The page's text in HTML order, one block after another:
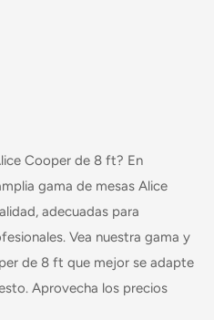
Cooper de 8 ft? En
gama de mesas Alice
adecuadas para
Vea nuestra gama y
de 8 ft que mejor se adapte
Aprovecha los precios